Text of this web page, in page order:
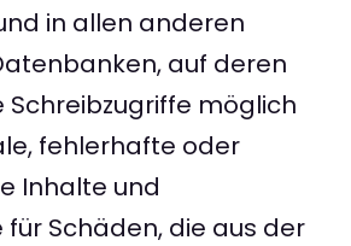
in allen anderen
auf deren
Schreibzugriffe möglich
fehlerhafte oder
Inhalte und
Schäden, die aus der